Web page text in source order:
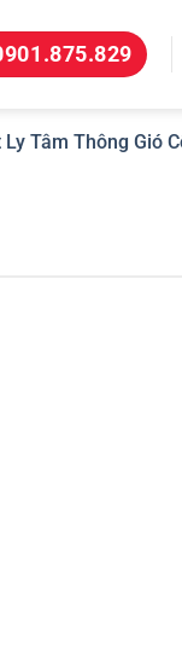
Ly Tâm Thông Gió